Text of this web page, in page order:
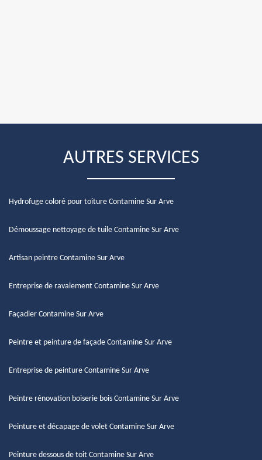
AUTRES SERVICES
Hydrofuge coloré pour toiture Contamine Sur Arve
Démoussage nettoyage de tuile Contamine Sur Arve
Artisan peintre Contamine Sur Arve
Entreprise de ravalement Contamine Sur Arve
Façadier Contamine Sur Arve
Peintre et peinture de façade Contamine Sur Arve
Entreprise de peinture Contamine Sur Arve
Peintre rénovation boiserie bois Contamine Sur Arve
Peinture et décapage de volet Contamine Sur Arve
Peinture dessous de toit Contamine Sur Arve